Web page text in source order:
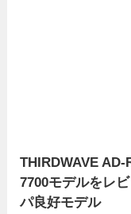
THIRDWAVE AD-
7700モデルをレ
パ良好モデル